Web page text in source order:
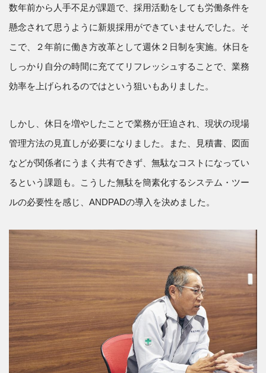
数年前から人手不足が課題で、採用活動をしても労働条件を
懸念されて思うように新規採用ができていませんでした。そ
こで、２年前に働き方改革として週休２日制を実施。休日を
しっかり自分の時間に充ててリフレッシュすることで、業務
効率を上げられるのではという狙いもありました。
しかし、休日を増やしたことで業務が圧迫され、現状の現場
管理方法の見直しが必要になりました。また、見積書、図面
などが関係者にうまく共有できず、無駄なコストになってい
るという課題も。こうした無駄を簡素化するシステム・ツー
ルの必要性を感じ、ANDPADの導入を決めました。